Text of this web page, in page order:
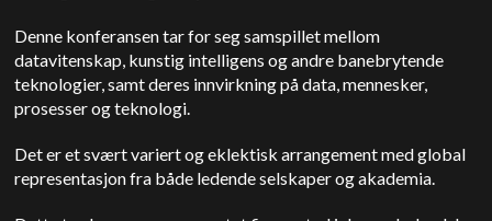
Denne konferansen tar for seg samspillet mellom
datavitenskap, kunstig intelligens og andre banebrytende
teknologier, samt deres innvirkning på data, mennesker,
prosesser og teknologi.
Det er et svært variert og eklektisk arrangement med global
representasjon fra både ledende selskaper og akademia.